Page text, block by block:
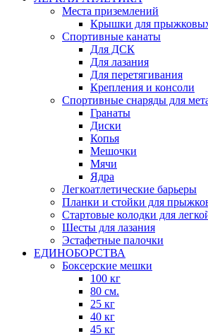
Места приземлений
Крышки для
Спортивные канаты
Для ДСК
Для лазания
Для перетягивания
Крепления и консоли
Спортивные снаряды для
Гранаты
Диски
Копья
Мешочки
Мячи
Ядра
Легкоатлетические барьеры
Планки и стойки для
Стартовые колодки для
Шесты для лазания
Эстафетные палочки
ЕДИНОБОРСТВА
Боксерские мешки
100 кг
80 см.
25 кг
40 кг
45 кг